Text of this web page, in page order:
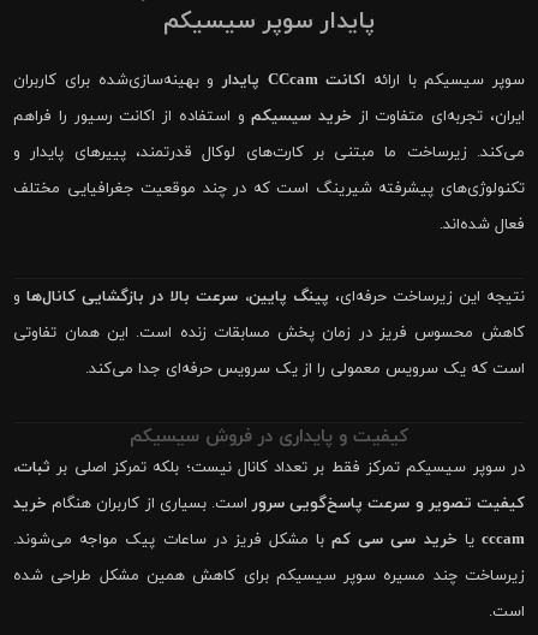
پایدار سوپر سیسیکم
سوپر سیسیکم با ارائه اکانت CCcam پایدار
و بهینه‌سازی‌شده برای کاربران
ایران، تجربه‌ای متفاوت از خرید سیسیکمو استفاده از اکانت رسیور را فراهم
می‌کند. زیرساخت ما مبتنی بر کارت‌های لوکال قدرتمند، پییرهای پایدار و
تکنولوژی‌های پیشرفته شیرینگ است که در چند موقعیت جغرافیایی مختلف
فعال شده‌اند.
نتیجه این زیرساخت حرفه‌ای، پینگ پایین، سرعت بالا در بازگشایی کانال‌هاو
کاهش محسوس فریز در زمان پخش مسابقات زنده است. این همان تفاوتی
است که یک سرویس معمولی را از یک سرویس حرفه‌ای جدا می‌کند.
کیفیت و پایداری در فروش سیسیکم
در سوپر سیسیکم تمرکز فقط بر تعداد کانال نیست؛ بلکه تمرکز اصلی بر ثبات،
کیفیت تصویر و سرعت پاسخ‌گویی سروراست. بسیاری از کاربران هنگام خرید
cccam یا خرید سی سی کمبا مشکل فریز در ساعات پیک مواجه می‌شوند.
زیرساخت چند مسیره سوپر سیسیکم برای کاهش همین مشکل طراحی شده
است.